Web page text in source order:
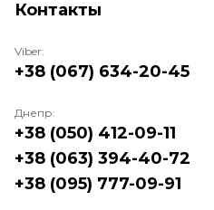
Контакты
Viber:
+38 (067) 634-20-45
Днепр:
+38 (050) 412-09-11
+38 (063) 394-40-72
+38 (095) 777-09-91